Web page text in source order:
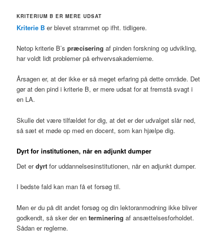
KRITERIUM B ER MERE UDSAT
Kriterie B er blevet strammet op ifht. tidligere.
Netop kriterie B’spræciseringaf pinden forskning og udvikling,
har voldt lidt problemer på erhvervsakademierne.
Årsagen er, at der ikke er så meget erfaring på dette område. Det
gør at den pind i kriterie B, er mere udsat for at fremstå svagt i
en LA.
Skulle det være tilfældet for dig, at det er der udvalget slår ned,
så sæt et møde op med en docent, som kan hjælpe dig.
Dyrt for institutionen, når en adjunkt dumper
Det erdyrt for uddannelsesinstitutionen, når en adjunkt dumper.
I bedste fald kan man få et forsøg til.
Men er du på dit andet forsøg og din lektoranmodning ikke bliver
godkendt, så sker der entermineringaf ansættelsesforholdet.
Sådan er reglerne.